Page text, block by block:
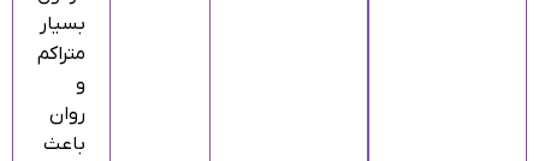
بسیار
متراکم
و
روان
باعث